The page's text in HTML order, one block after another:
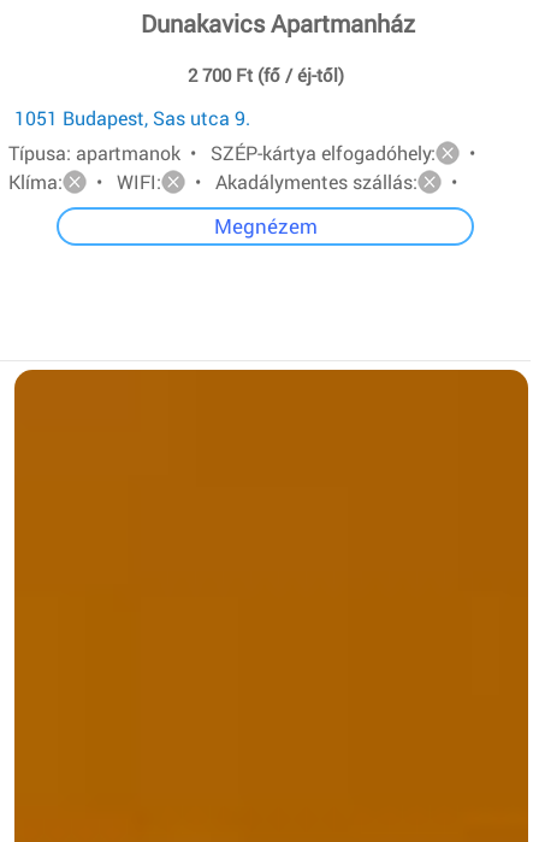
Dunakavics Apartmanház
2 700 Ft (fő / éj-től)
1051 Budapest, Sas utca 9.
Típusa: apartmanok • SZÉP-kártya elfogadóhely:
•
Klíma:
• WIFI: • Akadálymentes szállás: •
Megnézem